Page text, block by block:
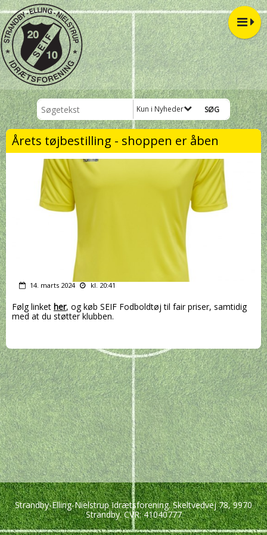
Kun i Nyheder
Årets tøjbestilling - shoppen er åben
14. marts 2024 kl. 20:41
Følg linket her, og køb SEIF Fodboldtøj til fair priser, samtidig
med at du støtter klubben.
Strandby-Elling-Nielstrup Idrætsforening. Skeltvedvej 78, 9970
Strandby. CVR: 41040777